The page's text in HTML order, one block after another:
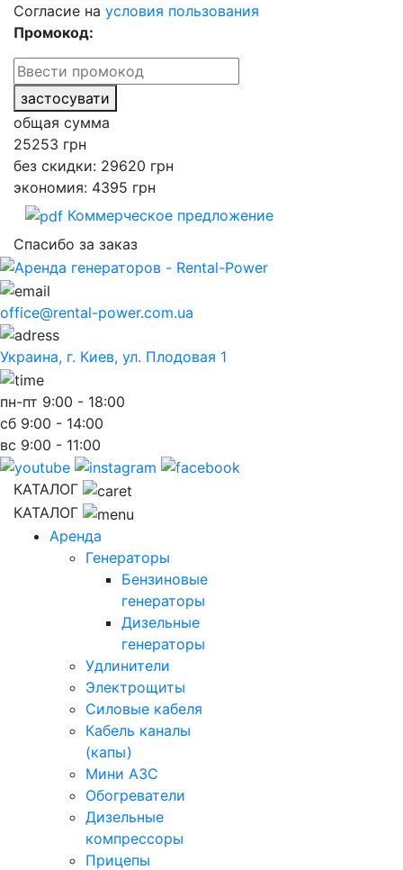
Согласие на условия пользования
Промокод:
застосувати
общая сумма
25253 грн
без скидки: 29620 грн
экономия: 4395 грн
Коммерческое предложение
Спасибо за заказ
office@rental-power.com.ua
Украина, г. Киев, ул. Плодовая 1
пн-пт 9:00 - 18:00
сб 9:00 - 14:00
вс 9:00 - 11:00
КАТАЛОГ
КАТАЛОГ
Аренда
Генераторы
Бензиновые
генераторы
Дизельные
генераторы
Удлинители
Электрощиты
Силовые кабеля
Кабель каналы
(капы)
Мини АЗС
Обогреватели
Дизельные
компрессоры
Прицепы